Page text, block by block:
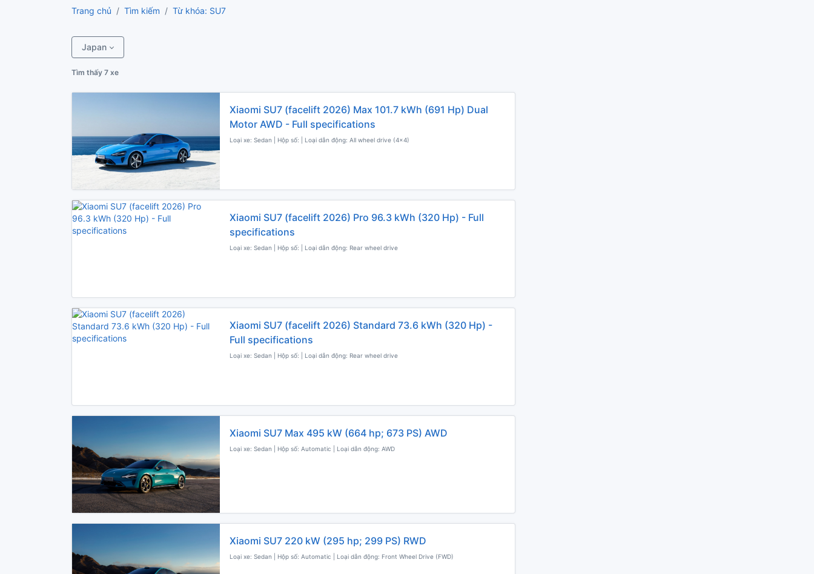
Trang chủ Tìm kiếm Từ khóa: SU7
Japan
Tìm thấy 7 xe
Xiaomi SU7 (facelift 2026) Max 101.7 kWh (691 Hp) Dual
Motor AWD - Full specifications
Loại xe: Sedan | Hộp số: | Loại dẫn động: All wheel drive (4x4)
Xiaomi SU7 (facelift 2026) Pro 96.3 kWh (320 Hp) - Full
specifications
Loại xe: Sedan | Hộp số: | Loại dẫn động: Rear wheel drive
Xiaomi SU7 (facelift 2026) Standard 73.6 kWh (320 Hp) -
Full specifications
Loại xe: Sedan | Hộp số: | Loại dẫn động: Rear wheel drive
Xiaomi SU7 Max 495 kW (664 hp; 673 PS) AWD
Loại xe: Sedan | Hộp số: Automatic | Loại dẫn động: AWD
Xiaomi SU7 220 kW (295 hp; 299 PS) RWD
Loại xe: Sedan | Hộp số: Automatic | Loại dẫn động: Front Wheel Drive (FWD)